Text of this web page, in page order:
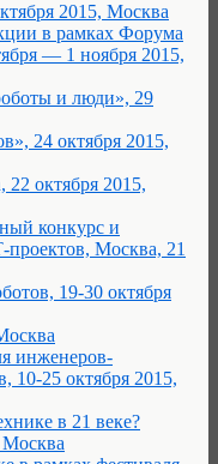
2015, Москва
в рамках Форума
— 1 ноября 2015,
и люди», 29
24 октября 2015,
октября 2015,
конкурс и
Москва, 21
19-30 октября
инженеров-
10-25 октября 2015,
в 21 веке?
Москва